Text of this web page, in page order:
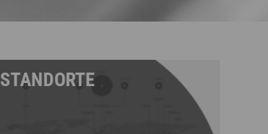
STANDORTE